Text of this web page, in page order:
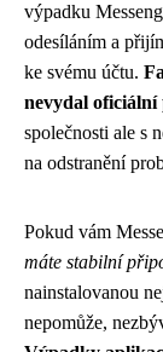
výpadku
odesíláním a
ke svému účtu.
nevydal
společnosti ale s
na odstranění
Pokud vám
máte stabilní
nainstalovanou
nepomůže,